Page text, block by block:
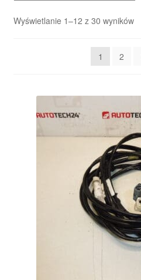
Polityka prywatności
Procedura reklamacyjna
Wyświetlanie 1–12 z 30 wyników
1
2